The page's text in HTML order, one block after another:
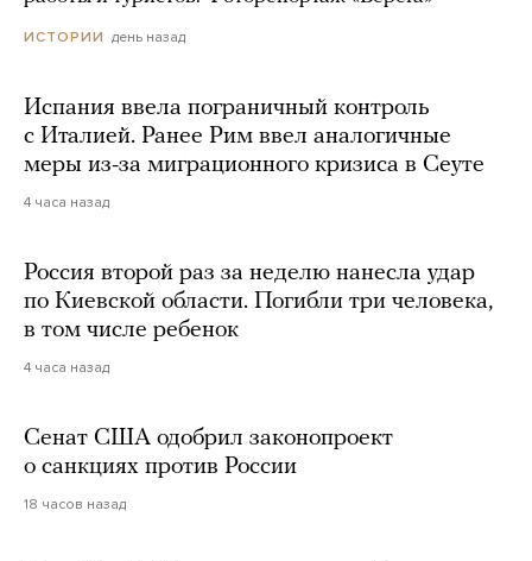
ИСТОРИИ день назад
Испания ввела пограничный контроль
с Италией. Ранее Рим ввел аналогичные
меры из-за миграционного кризиса в Сеуте
4 часа назад
Россия второй раз за неделю нанесла удар
по Киевской области. Погибли три человека,
в том числе ребенок
4 часа назад
Сенат США одобрил законопроект
о санкциях против России
18 часов назад